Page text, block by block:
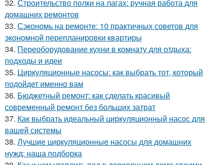
32. Строительство полки на лагах: ручная работа для
домашних ремонтов
33. Сэкономь на ремонте: 10 практичных советов для
экономной перепланировки квартиры
34. Переоборудование кухни в комнату для отдыха:
подходы и идеи
35. Циркуляционные насосы: как выбрать тот, который
подойдет именно вам
36. Бюджетный ремонт: как сделать красивый
современный ремонт без больших затрат
37. Как выбрать идеальный циркуляционный насос для
вашей системы
38. Лучшие циркуляционные насосы для домашних
нужд: наша подборка